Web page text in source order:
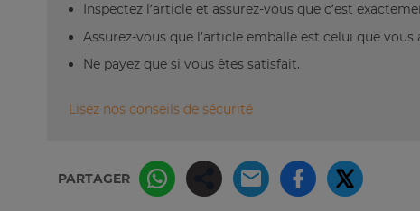
Inspectez l’article et assurez-vous que c’est
Assurez-vous que l’article emballé est celui que vous
Ne payez que si vous êtes satisfait.
Lisez nos conseils de sécurité
PARTAGER